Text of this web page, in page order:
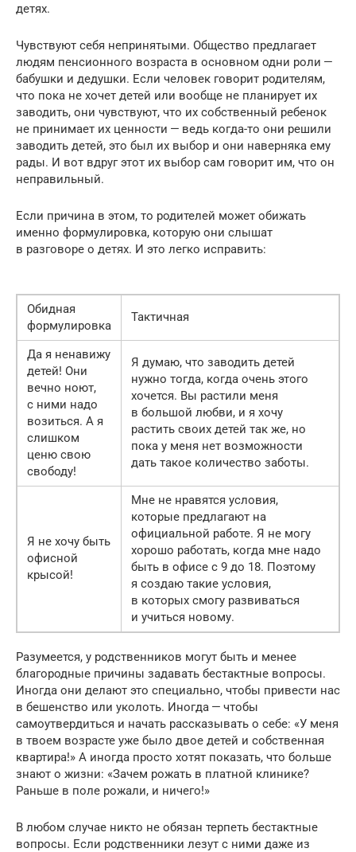
детях.
Чувствуют себя непринятыми. Общество предлагает
людям пенсионного возраста в основном одни роли —
бабушки и дедушки. Если человек говорит родителям,
что пока не хочет детей или вообще не планирует их
заводить, они чувствуют, что их собственный ребенок
не принимает их ценности — ведь когда-то они решили
заводить детей, это был их выбор и они наверняка ему
рады. И вот вдруг этот их выбор сам говорит им, что он
неправильный.
Если причина в этом, то родителей может обижать
именно формулировка, которую они слышат
в разговоре о детях. И это легко исправить:
Обидная
формулировка
Тактичная
Да я ненавижу
детей! Они
вечно ноют,
с ними надо
возиться. А я
слишком
ценю свою
свободу!
Я думаю, что заводить детей
нужно тогда, когда очень этого
хочется. Вы растили меня
в большой любви, и я хочу
растить своих детей так же, но
пока у меня нет возможности
дать такое количество заботы.
Я не хочу быть
офисной
крысой!
Мне не нравятся условия,
которые предлагают на
официальной работе. Я не могу
хорошо работать, когда мне надо
быть в офисе с 9 до 18. Поэтому
я создаю такие условия,
в которых смогу развиваться
и учиться новому.
Разумеется, у родственников могут быть и менее
благородные причины задавать бестактные вопросы.
Иногда они делают это специально, чтобы привести нас
в бешенство или уколоть. Иногда — чтобы
самоутвердиться и начать рассказывать о себе: «У меня
в твоем возрасте уже было двое детей и собственная
квартира!» А иногда просто хотят показать, что больше
знают о жизни: «Зачем рожать в платной клинике?
Раньше в поле рожали, и ничего!»
В любом случае никто не обязан терпеть бестактные
вопросы. Если родственники лезут с ними даже из